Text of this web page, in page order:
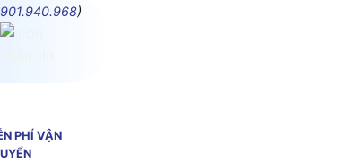
)
PHÍ VẬN